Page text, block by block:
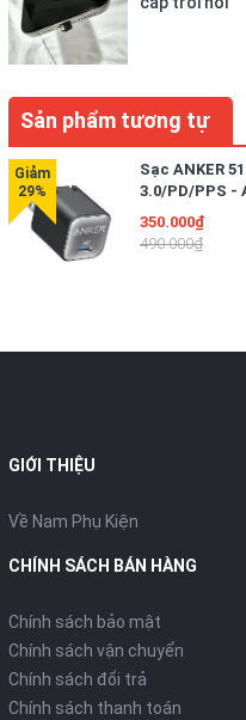
Công suất sạc nhanh
hỗ trợ. Bạn sẽ mất ít thời
trưa để sạc, iPhone của
thoải mái dùng thêm cả
Tương thích với nhiều
Bạn có thể sử dụng Bộ
chính hãng Apple cho
Sản phẩm tương tự
Sạc ANKER
3.0/PD/PPS -
350.000₫
490.000₫
GIỚI THIỆU
Về Nam Phụ Kiện
CHÍNH SÁCH BÁN HÀNG
Chính sách bảo mật
Chính sách vận chuyển
Chính sách đổi trả
Chính sách thanh toán